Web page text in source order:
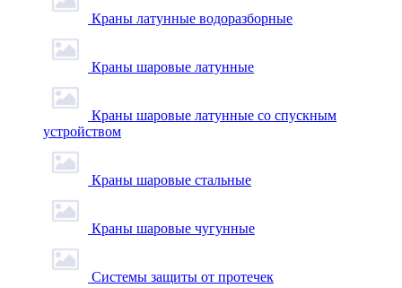
Краны латунные водоразборные
Краны шаровые латунные
Краны шаровые латунные со спускным
устройством
Краны шаровые стальные
Краны шаровые чугунные
Системы защиты от протечек